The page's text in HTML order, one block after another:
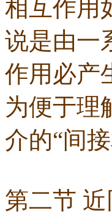
相互作用
说是由一
作用必产
为便于理
介的“间
第二节